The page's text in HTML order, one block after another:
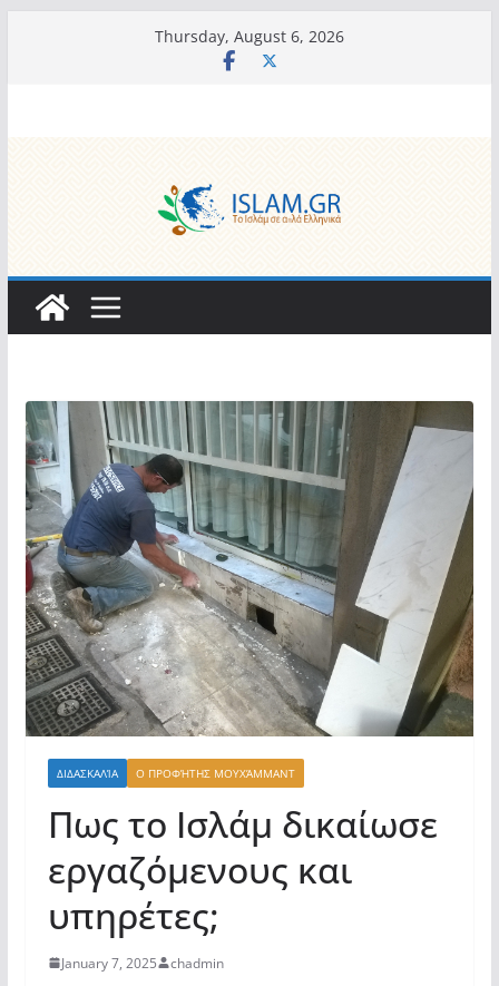
Thursday, August 6, 2026
ΔΙΔΑΣΚΑΛΊΑ Ο ΠΡΟΦΉΤΗΣ ΜΟΥΧΆΜΜΑΝΤ
Πως το Ισλάμ δικαίωσε
εργαζόμενους και
υπηρέτες;
January 7, 2025 chadmin